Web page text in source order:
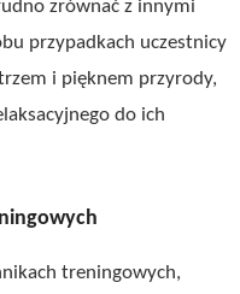
zrównać z innymi
przypadkach uczestnicy
i pięknem przyrody,
do ich
treningowych,